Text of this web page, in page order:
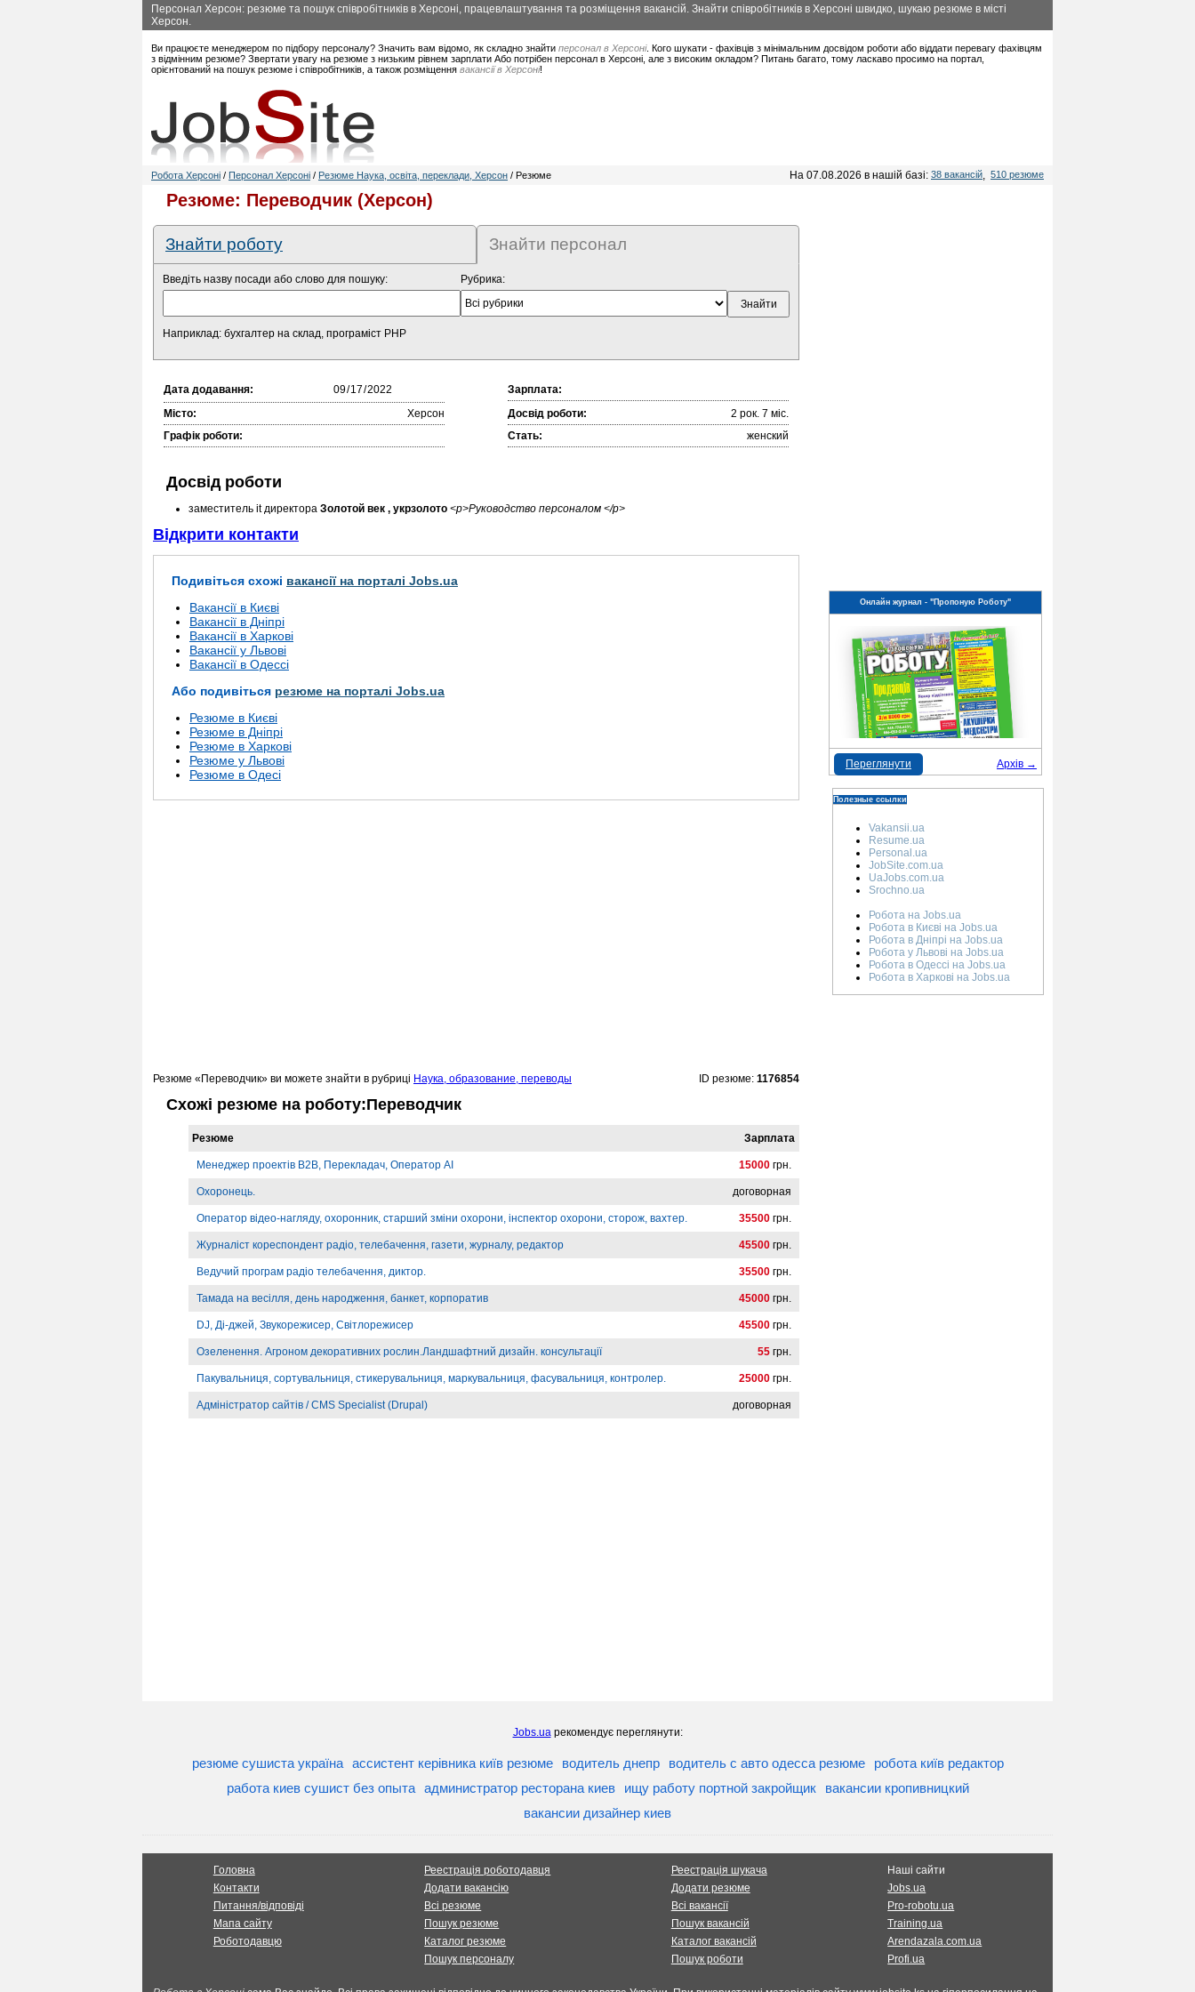
Персонал Херсон: резюме та пошук співробітників в Херсоні, працевлаштування та розміщення вакансій. Знайти співробітників в Херсоні швидко, шукаю резюме в місті
Херсон.
Ви працюєте менеджером по підбору персоналу? Значить вам відомо, як складно знайти персонал в Херсоні. Кого шукати - фахівців з мінімальним досвідом роботи або віддати перевагу фахівцям
з відмінним резюме? Звертати увагу на резюме з низьким рівнем зарплати Або потрібен персонал в Херсоні, але з високим окладом? Питань багато, тому ласкаво просимо на портал,
орієнтований на пошук резюме і співробітників, а також розміщення вакансії в Херсоні!
Робота Херсоні / Персонал Херсоні / Резюме Наука, освіта, переклади, Херсон / Резюме На 07.08.2026 в нашій базі: 38 вакансій, 510 резюме
Резюме: Переводчик (Херсон)
Знайти роботу Знайти персонал
Введіть назву посади або слово для пошуку:
Наприклад: бухгалтер на склад, програміст PHP
Рубрика:
Дата додавання:
Зарплата:
Місто:
Херсон Досвід роботи:
2 рок. 7 міc.
Графік роботи:
Стать: женский
Досвід роботи
заместитель it директора Золотой век , укрзолото <p>Руководство персоналом </p>
Відкрити контакти
Подивіться схожі вакансії на порталі Jobs.ua
Вакансії в Києві
Вакансії в Дніпрі
Вакансії в Харкові
Вакансії у Львові
Вакансії в Одессі
Або подивіться резюме на порталі Jobs.ua
Резюме в Києві
Резюме в Дніпрі
Резюме в Харкові
Резюме у Львові
Резюме в Одесі
Резюме «Переводчик» ви можете знайти в рубриці Наука, образование, переводы ID резюме: 1176854
Схожі резюме на роботу:Переводчик
Резюме Зарплата
Менеджер проектів B2B, Перекладач, Оператор AI 15000 грн.
Охоронець. договорная
Оператор відео-нагляду, охоронник, старший зміни охорони, інспектор охорони, сторож, вахтер. 35500 грн.
Журналіст кореспондент радіо, телебачення, газети, журналу, редактор 45500 грн.
Ведучий програм радіо телебачення, диктор. 35500 грн.
Тамада на весілля, день народження, банкет, корпоратив 45000 грн.
DJ, Ді-джей, Звукорежисер, Світлорежисер 45500 грн.
Озеленення. Агроном декоративних рослин.Ландшафтний дизайн. консультації 55 грн.
Пакувальниця, сортувальниця, стикерувальниця, маркувальниця, фасувальниця, контролер. 25000 грн.
Адміністратор сайтів / CMS Specialist (Drupal) договорная
Онлайн журнал - "Пропоную Роботу"
Архів →
Переглянути
Полезные ссылки
Vakansii.ua
Resume.ua
Personal.ua
JobSite.com.ua
UaJobs.com.ua
Srochno.ua
Робота на Jobs.ua
Робота в Києві на Jobs.ua
Робота в Дніпрі на Jobs.ua
Робота у Львові на Jobs.ua
Робота в Одессі на Jobs.ua
Робота в Харкові на Jobs.ua
Jobs.uaрекомендує переглянути:
резюме сушиста україна ассистент керівника київ резюме водитель днепр водитель с авто одесса резюме
робота київ редактор
работа киев сушист без опыта
администратор ресторана киев ищу работу портной закройщик
вакансии кропивницкий
вакансии дизайнер киев
Головна
Контакти
Питання/відповіді
Мапа сайту
Роботодавцю
Реестрація роботодавця
Додати вакансію
Всі резюме
Пошук резюме
Каталог резюме
Пошук персоналу
Реестрація шукача
Додати резюме
Всі вакансії
Пошук вакансій
Каталог вакансій
Пошук роботи
Наші сайти
Jobs.ua
Pro-robotu.ua
Training.ua
Arendazala.com.ua
Profi.ua